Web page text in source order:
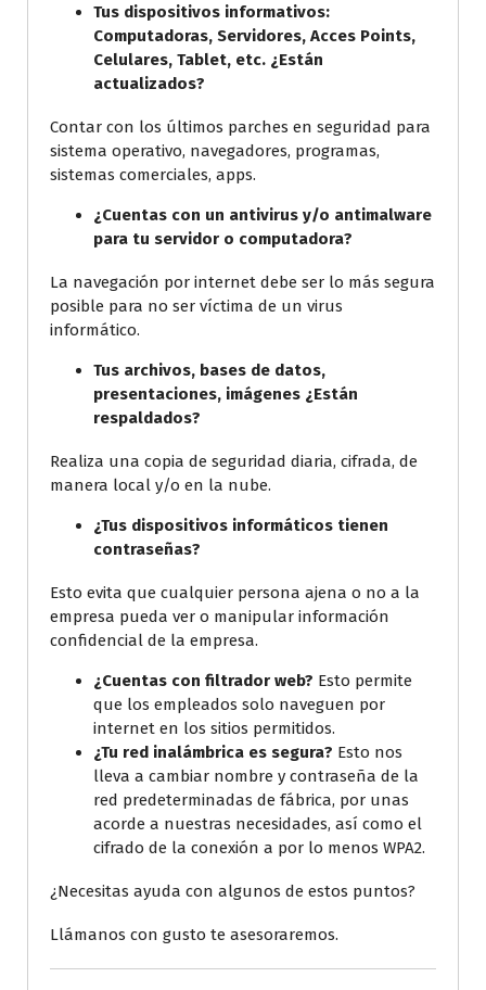
Tus dispositivos informativos:
Computadoras, Servidores, Acces Points,
Celulares, Tablet, etc. ¿Están
actualizados?
Contar con los últimos parches en seguridad para
sistema operativo, navegadores, programas,
sistemas comerciales, apps.
¿Cuentas con un antivirus y/o antimalware
para tu servidor o computadora?
La navegación por internet debe ser lo más segura
posible para no ser víctima de un virus
informático.
Tus archivos, bases de datos,
presentaciones, imágenes ¿Están
respaldados?
Realiza una copia de seguridad diaria, cifrada, de
manera local y/o en la nube.
¿Tus dispositivos informáticos tienen
contraseñas?
Esto evita que cualquier persona ajena o no a la
empresa pueda ver o manipular información
confidencial de la empresa.
¿Cuentas con filtrador web? Esto permite
que los empleados solo naveguen por
internet en los sitios permitidos.
¿Tu red inalámbrica es segura? Esto nos
lleva a cambiar nombre y contraseña de la
red predeterminadas de fábrica, por unas
acorde a nuestras necesidades, así como el
cifrado de la conexión a por lo menos WPA2.
¿Necesitas ayuda con algunos de estos puntos?
Llámanos con gusto te asesoraremos.